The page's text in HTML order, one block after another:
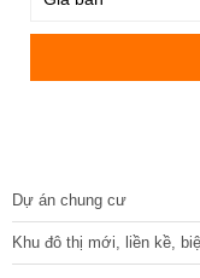
Dự án chung cư
Khu đô thị mới, liền kề,